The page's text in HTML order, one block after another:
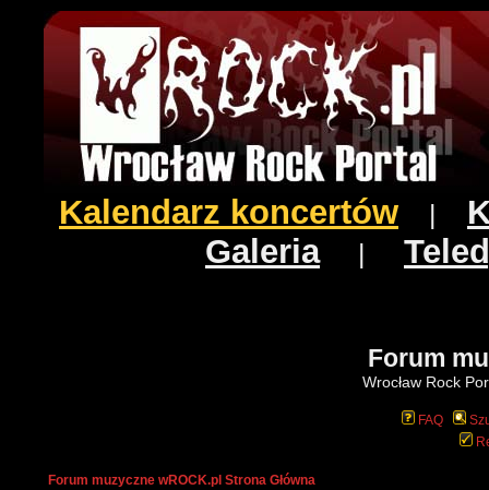
Kalendarz koncertów
Galeria|
Forum
Wrocław Rock
FAQ
Forum muzyczne wROCK.pl Strona Główna